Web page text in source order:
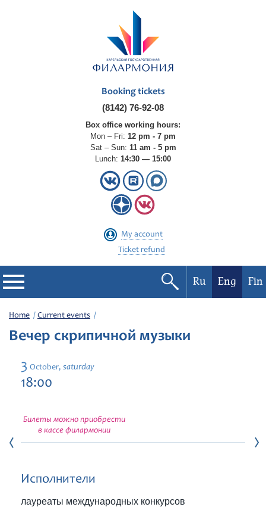
Booking tickets
(8142) 76-92-08
Box office working hours:
Mon – Fri: 12 pm - 7 pm
Sat – Sun: 11 am - 5 pm
Lunch: 14:30 — 15:00
My account
Ticket refund
Philharmonic
Current events
Festivals
Ru Eng Fin
Home Current events
Вечер скрипичной музыки
3 October, saturday
18:00
Билеты можно приобрести
в кассе филармонии
Исполнители
лауреаты международных конкурсов